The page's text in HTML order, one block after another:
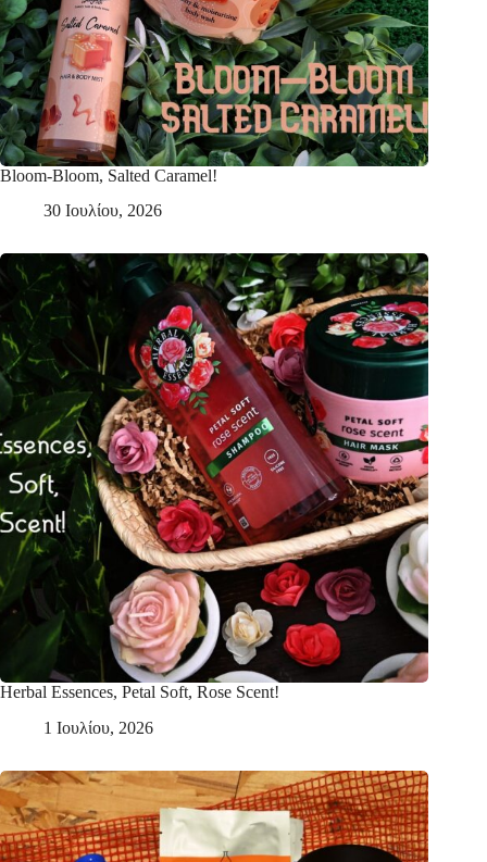
Bloom-Bloom, Salted Caramel!
30 Ιουλίου, 2026
Herbal Essences, Petal Soft, Rose Scent!
1 Ιουλίου, 2026